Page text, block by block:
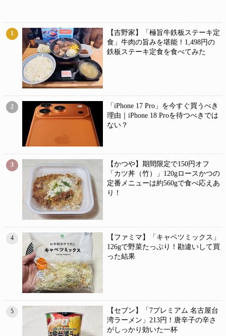
1
【吉野家】「極旨牛鉄板ステーキ定
食」牛肉の旨みを堪能！1,498円の
鉄板ステーキ定食を食べてみた
2
「iPhone 17 Pro」を今すぐ買うべき
理由｜iPhone 18 Proを待つべきでは
ない？
3
【かつや】期間限定で150円オフ
「カツ丼（竹）」120gロースかつの
定番メニューは約560gで食べ応えあ
り！
4
【ファミマ】「キャベツミックス」
126gで野菜たっぷり！勘違いして買
った結果
5
【セブン】「7プレミアム 名古屋台
湾ラーメン」213円！唐辛子の辛さ
がしっかり効いた一杯